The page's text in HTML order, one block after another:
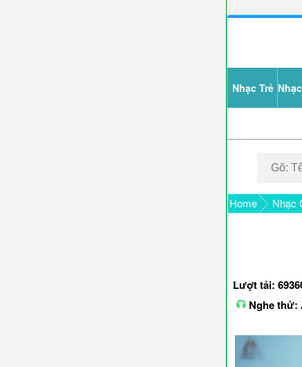
Nhạc Trẻ
Home Nhạc
Lượt tải:
Nghe thử: